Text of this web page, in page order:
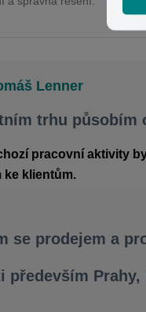
Lenner
trhu působím
pracovní aktivity
ke klientům.
se prodejem a
především